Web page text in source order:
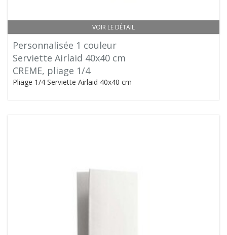
VOIR LE DÉTAIL
Personnalisée 1 couleur
Serviette Airlaid 40x40 cm
CREME, pliage 1/4
Pliage 1/4 Serviette Airlaid 40x40 cm